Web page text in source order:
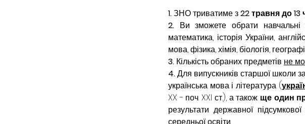
1. ЗНО триватиме з 22 травня до 13
2. Ви зможете обрати навчальні
математика, історія України,
мова, фізика, хімія, біологія,
3. Кількість обраних предметів не
4. Для випускників старшої школи
українська мова і література (
XX - поч. XXI ст.), а також ще один
результати державної
середньої освіти.